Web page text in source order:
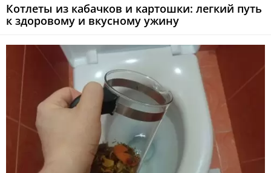
Котлеты из кабачков и картошки: легкий путь
к здоровому и вкусному ужину